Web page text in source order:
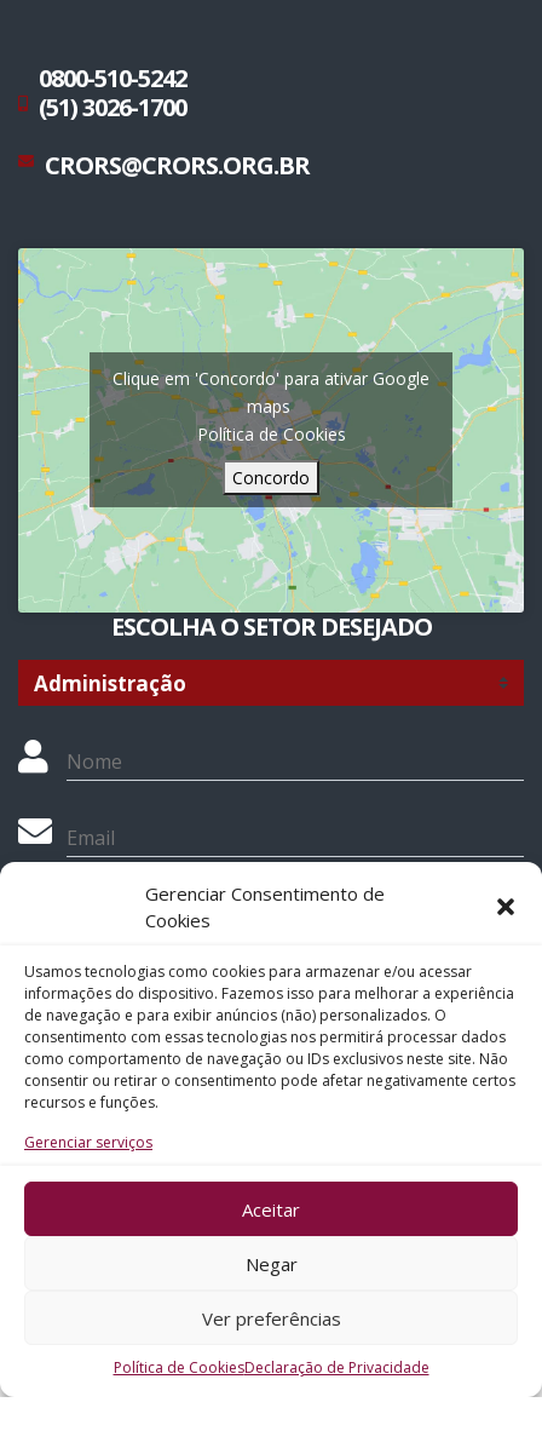
Gerenciar Consentimento de
Cookies
Usamos tecnologias como cookies para armazenar e/ou acessar
informações do dispositivo. Fazemos isso para melhorar a experiência
de navegação e para exibir anúncios (não) personalizados. O
consentimento com essas tecnologias nos permitirá processar dados
como comportamento de navegação ou IDs exclusivos neste site. Não
consentir ou retirar o consentimento pode afetar negativamente certos
recursos e funções.
Gerenciar serviços
Aceitar
Negar
Ver preferências
Política de CookiesDeclaração de Privacidade
0800-510-5242
(51) 3026-1700
CRORS@CRORS.ORG.BR
Clique em 'Concordo' para ativar Google
maps
Política de Cookies
Concordo
ESCOLHA O SETOR DESEJADO
Nome
Email
Telefone
Assunto
Mensagem